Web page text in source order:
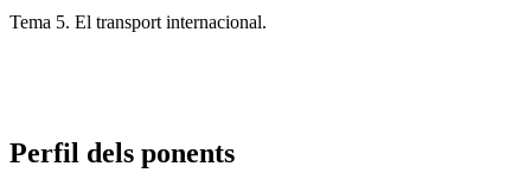
Tema 5. El transport internacional.
Perfil dels ponents